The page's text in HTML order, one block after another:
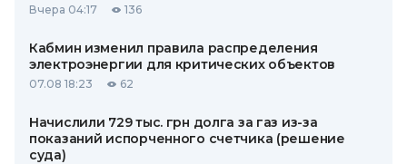
Вчера 04:17 136
Кабмин изменил правила распределения
электроэнергии для критических объектов
07.08 18:23 62
Начислили 729 тыс. грн долга за газ из-за
показаний испорченного счетчика (решение
суда)